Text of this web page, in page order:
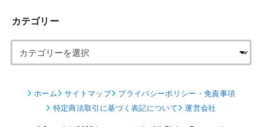
カテゴリー
ホーム サイトマップ
プライバシーポリシー・免責事項
特定商法取引に基づく表記について
運営会社